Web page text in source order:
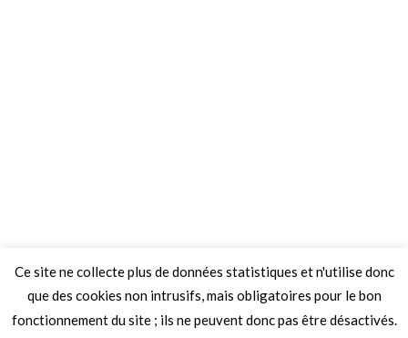
Ce site ne collecte plus de données statistiques et n'utilise donc
que des cookies non intrusifs, mais obligatoires pour le bon
fonctionnement du site ; ils ne peuvent donc pas être désactivés.